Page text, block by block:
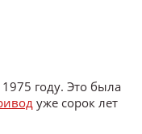
году. Это была
уже сорок лет